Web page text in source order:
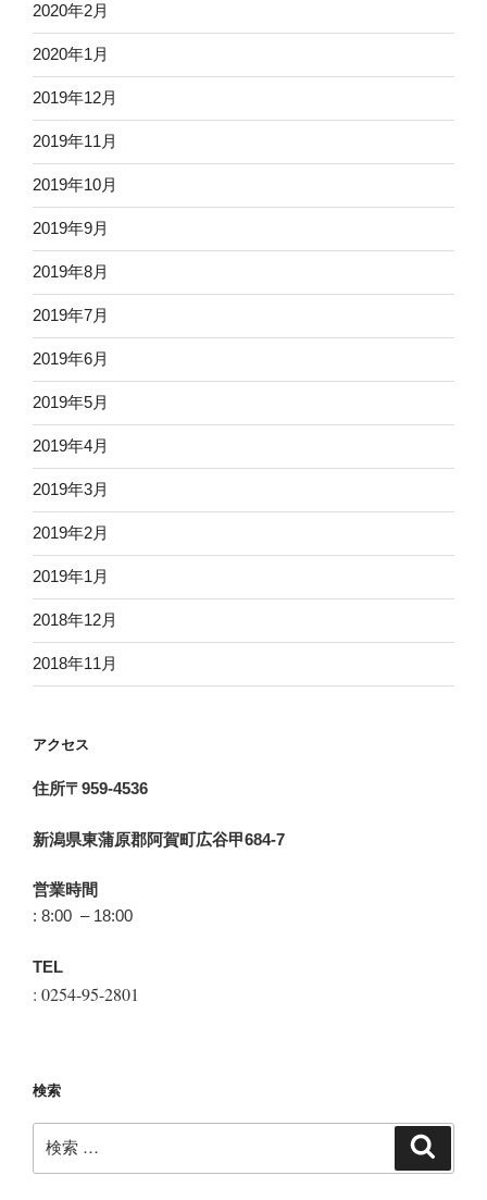
2020年2月
2020年1月
2019年12月
2019年11月
2019年10月
2019年9月
2019年8月
2019年7月
2019年6月
2019年5月
2019年4月
2019年3月
2019年2月
2019年1月
2018年12月
2018年11月
アクセス
住所〒959-4536
新潟県東蒲原郡阿賀町広谷甲684-7
営業時間
: 8:00 – 18:00
TEL
: 0254-95-2801
検索
検
索: